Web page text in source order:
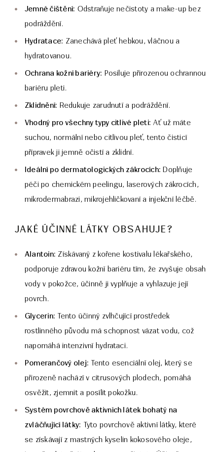
Jemné čištění: Odstraňuje nečistoty a make-up bez
podráždění.
Hydratace: Zanechává pleť hebkou, vláčnou a
hydratovanou.
Ochrana kožní bariéry: Posiluje přirozenou ochrannou
bariéru pleti.
Zklidnění: Redukuje zarudnutí a podráždění.
Vhodný pro všechny typy citlivé pleti: Ať už máte
suchou, normální nebo citlivou pleť, tento čisticí
přípravek ji jemně očistí a zklidní.
Ideální po dermatologických zákrocích: Doplňuje
péči po chemickém peelingu, laserových zákrocích,
mikrodermabrazi, mikrojehličkovaní a injekční léčbě.
JAKÉ ÚČINNÉ LÁTKY OBSAHUJE?
Alantoin: Získávaný z kořene kostivalu lékařského,
podporuje zdravou kožní bariéru tím, že zvyšuje obsah
vody v pokožce, účinně ji vyplňuje a vyhlazuje její
povrch.
Glycerin: Tento účinný zvlhčující prostředek
rostlinného původu má schopnost vázat vodu, což
napomáhá intenzivní hydrataci.
Pomerančový olej: Tento esenciální olej, který se
přirozeně nachází v citrusových plodech, pomáhá
osvěžit, zjemnit a posílit pokožku.
Systém povrchově aktivních látek bohatý na
zvláčňující látky: Tyto povrchově aktivní látky, které
se získávají z mastných kyselin kokosového oleje,